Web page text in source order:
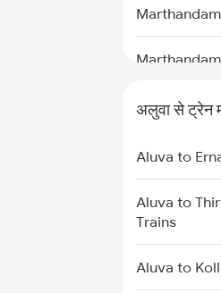
Trains
अलुवा से ट्रेन
Aluva to
Aluva to
Trains
Aluva to